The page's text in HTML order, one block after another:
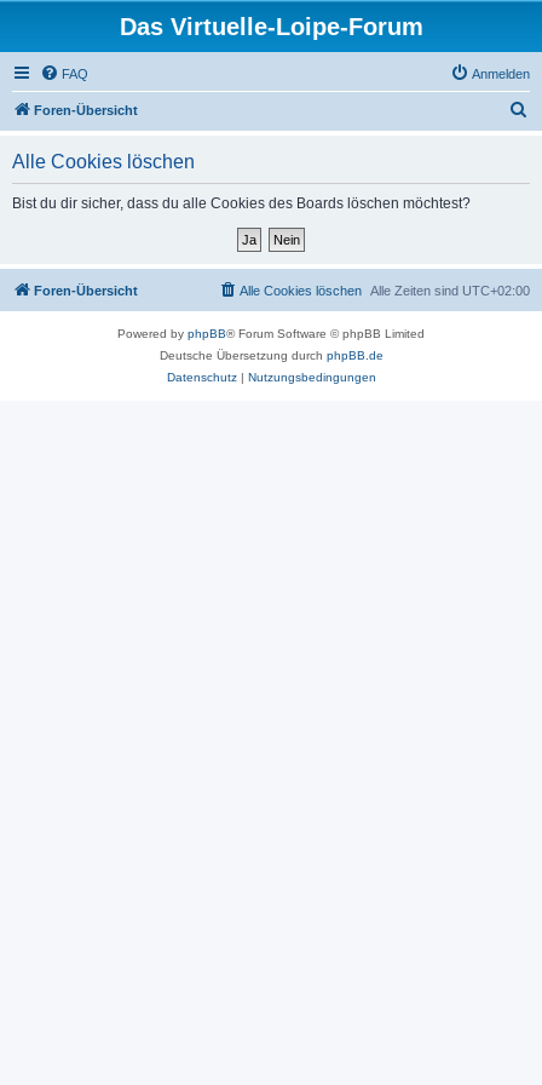
Das Virtuelle-Loipe-Forum
FAQ Anmelden
Foren-Übersicht
Alle Cookies löschen
Bist du dir sicher, dass du alle Cookies des Boards löschen möchtest?
Foren-Übersicht Alle Zeiten sind UTC+02:00
Alle Cookies löschen
Powered by phpBB® Forum Software © phpBB Limited
Deutsche Übersetzung durch phpBB.de
Datenschutz| Nutzungsbedingungen